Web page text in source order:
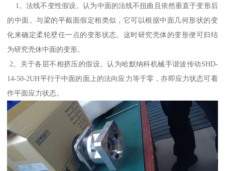
1。法线不变性假设。认为中面的法线不扭曲且依然垂直于变形后
的中面。与梁的平截面假定相类似，它可以根据中面几何形状的变
化来确定柔轮壁任一点的变形状态。这时研究壳体的变形便可归结
为研究壳休中面的变形。
2。关于各层不相挤压的假设。认为哈默纳科机械手谐波传动SHD-
14-50-2UH平行于中面的面上的法向应力等于零，亦即应力状态可看
作平面应力状态。